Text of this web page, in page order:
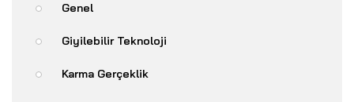
Genel
Giyilebilir Teknoloji
Karma Gerçeklik